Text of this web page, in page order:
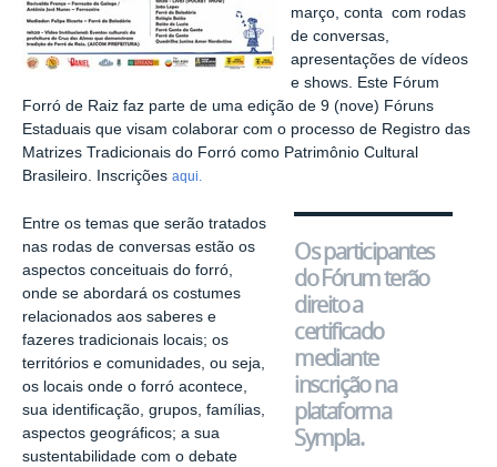
março, conta com rodas
de conversas,
apresentações de vídeos
e shows. Este Fórum
Forró de Raiz faz parte de uma edição de 9 (nove) Fóruns
Estaduais que visam colaborar com o processo de Registro das
Matrizes Tradicionais do Forró como Patrimônio Cultural
Brasileiro. Inscrições aqui.
Os participantes
do Fórum terão
direito a
certificado
mediante
inscrição na
plataforma
Sympla.
Entre os temas que serão tratados
nas rodas de conversas estão os
aspectos conceituais do forró,
onde se abordará os costumes
relacionados aos saberes e
fazeres tradicionais locais; os
territórios e comunidades, ou seja,
os locais onde o forró acontece,
sua identificação, grupos, famílias,
aspectos geográficos; a sua
sustentabilidade com o debate